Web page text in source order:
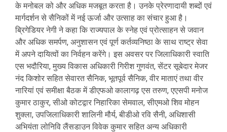
के मनोबल को और अधिक मजबूत करता है। उनके प्रेरणादायी शब्दों एवं
मार्गदर्शन से सैनिकों में नई ऊर्जा और उत्साह का संचार हुआ है।
ब्रिगेडियर नेगी ने कहा कि राज्यपाल के स्नेह एवं प्रोत्साहन से जवान
और अधिक समर्पण, अनुशासन एवं पूर्ण कर्तव्यनिष्ठा के साथ राष्ट्र सेवा
में अपने दायित्वों का निर्वहन करेंगे। इस अवसर पर जिलाधिकारी स्वाति
एस भदौरिया, मुख्य विकास अधिकारी गिरीश गुणवंत, सेंटर सूबेदार मेजर
नंद किशोर सहित सेवारत सैनिक, भूतपूर्व सैनिक, वीर माताएं तथा वीर
नारियां एवं समीक्षा बैठक में डीएफओ कालागढ़ एस तरुण, एएसपी मनोज
कुमार ठाकुर, सीओ कोटद्वार निहारिका सेमवाल, सीएमओ शिव मोहन
शुक्ला, उपजिलाधिकारी शालिनी मौर्य, बीडीओ रवि सैनी, अधिशासी
अभियंता लोनिवि लैंसडाउन विवेक कुमार सहित अन्य अधिकारी